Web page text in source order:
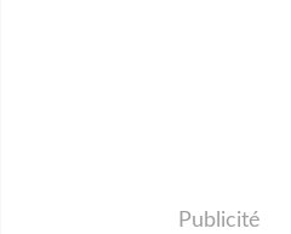
Publicité